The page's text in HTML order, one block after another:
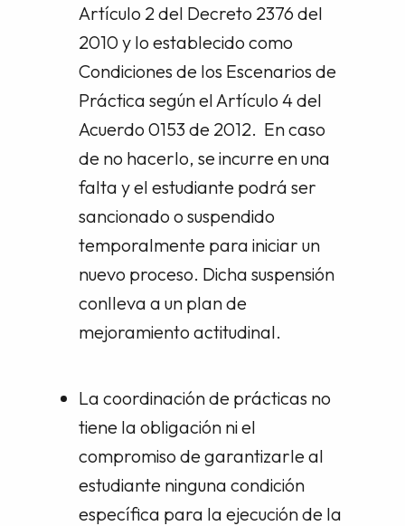
Artículo 2 del Decreto 2376 del
2010 y lo establecido como
Condiciones de los Escenarios de
Práctica según el Artículo 4 del
Acuerdo 0153 de 2012. En caso
de no hacerlo, se incurre en una
falta y el estudiante podrá ser
sancionado o suspendido
temporalmente para iniciar un
nuevo proceso. Dicha suspensión
conlleva a un plan de
mejoramiento actitudinal.
La coordinación de prácticas no
tiene la obligación ni el
compromiso de garantizarle al
estudiante ninguna condición
específica para la ejecución de la